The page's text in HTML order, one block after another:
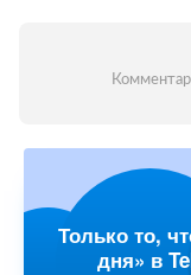
Только то,
дня» в